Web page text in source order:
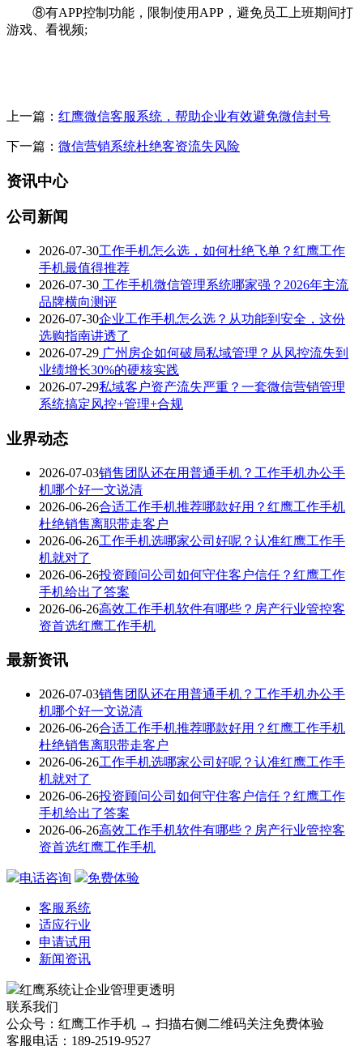
⑧有APP控制功能，限制使用APP，避免员工上班期间打
游戏、看视频;
上一篇： 红鹰微信客服系统，帮助企业有效避免微信封号
下一篇： 微信营销系统杜绝客资流失风险
资讯中心
公司新闻
2026-07-30工作手机怎么选，如何杜绝飞单？红鹰工作
手机最值得推荐
2026-07-30 工作手机微信管理系统哪家强？2026年主流
品牌横向测评
2026-07-30企业工作手机怎么选？从功能到安全，这份
选购指南讲透了
2026-07-29 广州房企如何破局私域管理？从风控流失到
业绩增长30%的硬核实践
2026-07-29私域客户资产流失严重？一套微信营销管理
系统搞定风控+管理+合规
业界动态
2026-07-03销售团队还在用普通手机？工作手机办公手
机哪个好一文说清
2026-06-26合适工作手机推荐哪款好用？红鹰工作手机
杜绝销售离职带走客户
2026-06-26工作手机选哪家公司好呢？认准红鹰工作手
机就对了
2026-06-26投资顾问公司如何守住客户信任？红鹰工作
手机给出了答案
2026-06-26高效工作手机软件有哪些？房产行业管控客
资首选红鹰工作手机
最新资讯
2026-07-03销售团队还在用普通手机？工作手机办公手
机哪个好一文说清
2026-06-26合适工作手机推荐哪款好用？红鹰工作手机
杜绝销售离职带走客户
2026-06-26工作手机选哪家公司好呢？认准红鹰工作手
机就对了
2026-06-26投资顾问公司如何守住客户信任？红鹰工作
手机给出了答案
2026-06-26高效工作手机软件有哪些？房产行业管控客
资首选红鹰工作手机
电话咨询 免费体验
客服系统
适应行业
申请试用
新闻资讯
红鹰系统让企业管理更透明
联系我们
公众号：红鹰工作手机 → 扫描右侧二维码关注免费体验
客服电话：189-2519-9527